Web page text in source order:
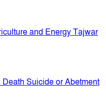
and Energy Tajwar
Death Suicide or Abetment